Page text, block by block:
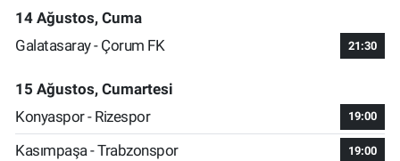
14 Ağustos, Cuma
Galatasaray - Çorum FK
21:30
15 Ağustos, Cumartesi
Konyaspor - Rizespor
19:00
Kasımpaşa - Trabzonspor 19:00